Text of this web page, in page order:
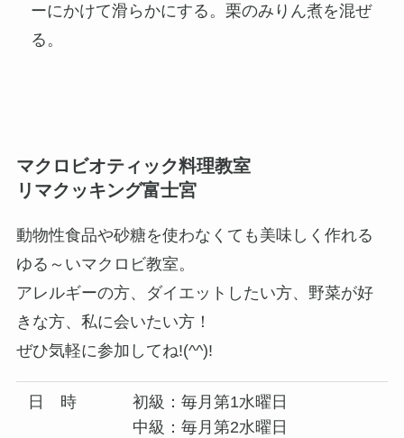
ーにかけて滑らかにする。栗のみりん煮を混ぜ
る。
マクロビオティック料理教室
リマクッキング富士宮
動物性食品や砂糖を使わなくても美味しく作れる
ゆる～いマクロビ教室。
アレルギーの方、ダイエットしたい方、野菜が好
きな方、私に会いたい方！
ぜひ気軽に参加してね!(^^)!
日 時
初級：毎月第1水曜日
中級：毎月第2水曜日